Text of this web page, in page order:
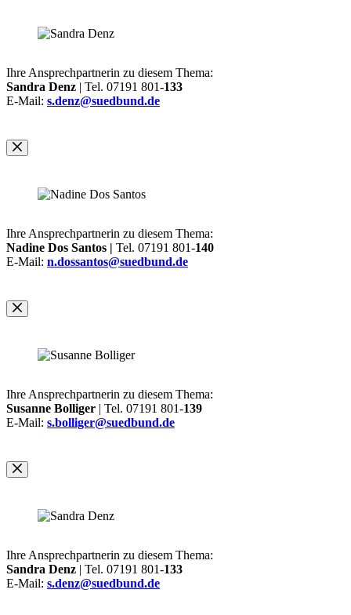
Ihre Ansprechpartnerin zu diesem Thema:
Sandra Denz | Tel. 07191 801-133
E-Mail: s.denz@suedbund.de
Ihre Ansprechpartnerin zu diesem Thema:
Nadine Dos Santos | Tel. 07191 801-140
E-Mail: n.dossantos@suedbund.de
Ihre Ansprechpartnerin zu diesem Thema:
Susanne Bolliger | Tel. 07191 801-139
E-Mail: s.bolliger@suedbund.de
Ihre Ansprechpartnerin zu diesem Thema:
Sandra Denz | Tel. 07191 801-133
E-Mail: s.denz@suedbund.de